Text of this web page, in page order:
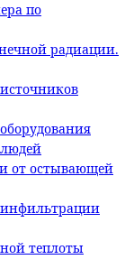
по
радиации.
людей
от остывающей
инфильтрации
теплоты